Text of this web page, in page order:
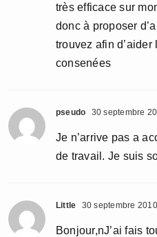
très efficace sur
donc à proposer
trouvez afin
consenées
pseudo 30 septembre
Je n’arrive pas a
de travail. Je suis
Little 30 septembre
Bonjour,nJ’ai fais